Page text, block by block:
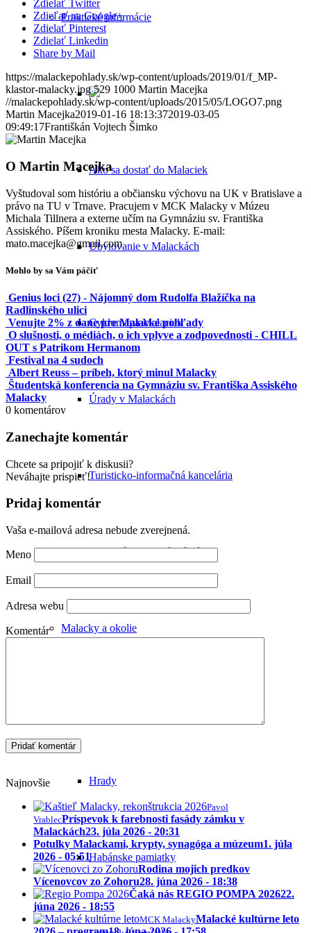
Praktické informácie
Ako sa dostať do Malaciek
Ubytovanie v Malackách
Cyklomapa Malaciek
Úrady v Malackách
Turisticko-informačná kancelária
Malacký hlas a iné médiá
Malacky a okolie
Hrady
Habánske pamiatky
Zdielať Twitter
Zdieľať na Google+
Zdielať Pinterest
Zdielať Linkedin
Share by Mail
https://malackepohlady.sk/wp-content/uploads/2019/01/f_MP-
klastor-malacky.jpg 529 1000 Martin Macejka
//malackepohlady.sk/wp-content/uploads/2015/05/LOGO7.png
Martin Macejka2019-01-16 18:13:372019-03-05
09:49:17Františkán Vojtech Šimko
O Martin Macejka
Vyštudoval som históriu a občiansku výchovu na UK v Bratislave a
právo na TU v Trnave. Pracujem v MCK Malacky v Múzeu
Michala Tillnera a externe učím na Gymnáziu sv. Františka
Assiského. Píšem kroniku mesta Malacky. E-mail:
mato.macejka@gmail.com
Mohlo by sa Vám páčiť
Genius loci (27) - Nájomný dom Rudolfa Blažíčka na
Radlinského ulici
Venujte 2% z dane pre Malacké pohľady
O slušnosti, o médiách, o ich vplyve a zodpovednosti - CHILL
OUT s Patrikom Hermanom
Festival na 4 sudoch
Albert Reuss – príbeh, ktorý minul Malacky
Študentská konferencia na Gymnáziu sv. Františka Assiského
Malacky
0 komentárov
Zanechajte komentár
Chcete sa pripojiť k diskusii?
Neváhajte prispieť!
Pridaj komentár
Vaša e-mailová adresa nebude zverejnená.
Meno
Email
Adresa webu
Komentár
Najnovšie
Pavol
VrablecPríspevok k farebnosti fasády zámku v
Malackách23. júla 2026 - 20:31
Potulky Malackami, krypty, synagóga a múzeum1. júla
2026 - 05:51
Rodina mojich predkov
Vícenovcov zo Zohoru28. júna 2026 - 18:38
Čaká nás REGIO POMPA 202622.
júna 2026 - 18:55
MCK MalackyMalacké kultúrne leto